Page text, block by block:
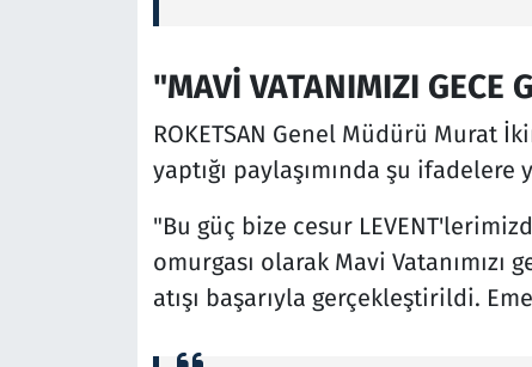
"MAVİ VATANIMIZI GECE
ROKETSAN Genel Müdürü Murat
yaptığı paylaşımında şu ifadelere
"Bu güç bize cesur
omurgası olarak Mavi Vatanımızı
atışı başarıyla gerçekleştirildi.